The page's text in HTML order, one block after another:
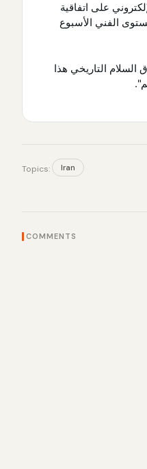
على اتفاقية
الفني الأسبوع
السلام التاريخي هذا
Topics: Iran
COMMENTS